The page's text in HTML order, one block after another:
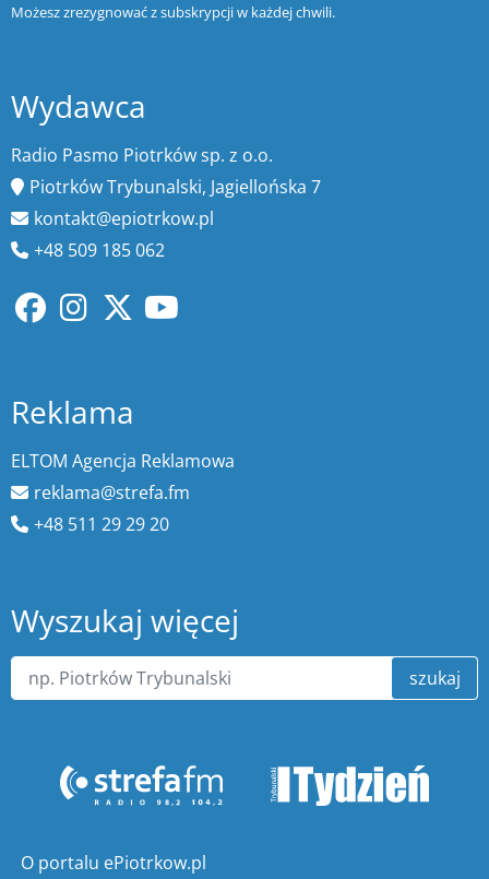
Możesz zrezygnować z subskrypcji w każdej chwili.
Wydawca
Radio Pasmo Piotrków sp. z o.o.
Piotrków Trybunalski, Jagiellońska 7
kontakt@epiotrkow.pl
+48 509 185 062
Reklama
ELTOM Agencja Reklamowa
reklama@strefa.fm
+48 511 29 29 20
Wyszukaj więcej
szukaj
O portalu ePiotrkow.pl